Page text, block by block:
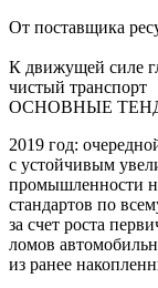
От поставщика
К движущей силе
чистый транспорт
ОСНОВНЫЕ
2019 год:
с устойчивым
промышленности
стандартов по
за счет роста
ломов
из ранее